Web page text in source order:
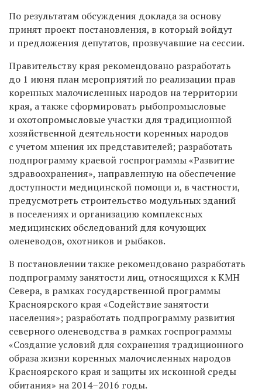
По результатам обсуждения доклада за основу
принят проект постановления, в который войдут
и предложения депутатов, прозвучавшие на сессии.
Правительству края рекомендовано разработать
до 1 июня план мероприятий по реализации прав
коренных малочисленных народов на территории
края, а также сформировать рыбопромысловые
и охотопромысловые участки для традиционной
хозяйственной деятельности коренных народов
с учетом мнения их представителей; разработать
подпрограмму краевой госпрограммы «Развитие
здравоохранения», направленную на обеспечение
доступности медицинской помощи и, в частности,
предусмотреть строительство модульных зданий
в поселениях и организацию комплексных
медицинских обследований для кочующих
оленеводов, охотников и рыбаков.
В постановлении также рекомендовано разработать
подпрограмму занятости лиц, относящихся к КМН
Севера, в рамках государственной программы
Красноярского края «Содействие занятости
населения»; разработать подпрограмму развития
северного оленеводства в рамках госпрограммы
«Создание условий для сохранения традиционного
образа жизни коренных малочисленных народов
Красноярского края и защиты их исконной среды
обитания» на 2014–2016 годы.